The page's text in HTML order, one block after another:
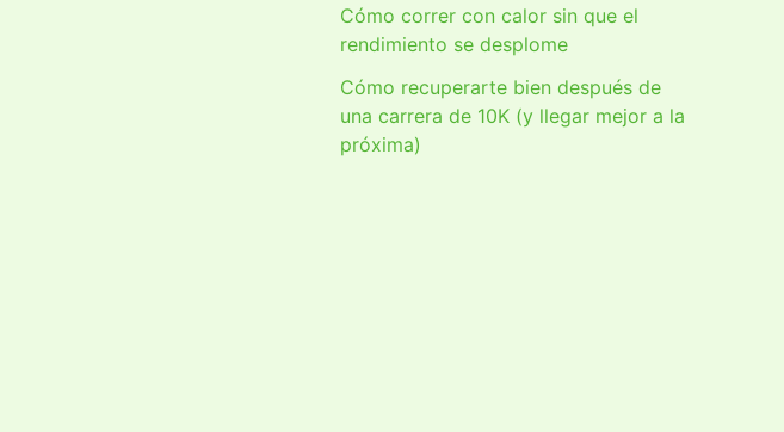
Cómo correr con calor sin que el
rendimiento se desplome
Cómo recuperarte bien después de
una carrera de 10K (y llegar mejor a la
próxima)